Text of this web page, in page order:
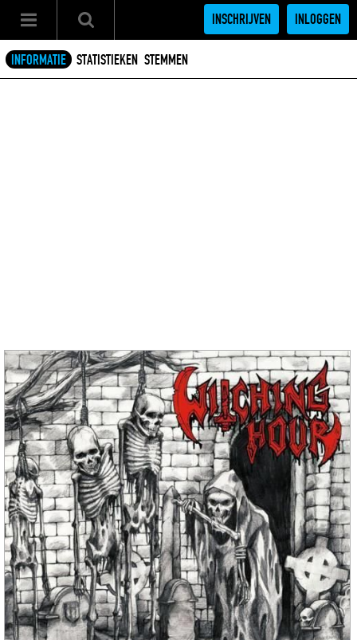
INSCHRIJVEN INLOGGEN
INFORMATIE STATISTIEKEN STEMMEN